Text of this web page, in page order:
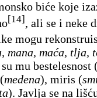
biće koje
[14] , ali se i neke
mogu
mana, maća, tlja,
mu bestelesnost
medena), miris (
). Javlja se na